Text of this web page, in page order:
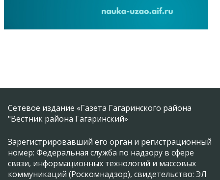
Сетевое издание «Газета Гагаринского района
"Вестник района Гагаринский»
Зарегистрировавший его орган и регистрационный
номер: Федеральная служба по надзору в сфере
связи, информационных технологий и массовых
коммуникаций (Роскомнадзор), свидетельство: ЭЛ